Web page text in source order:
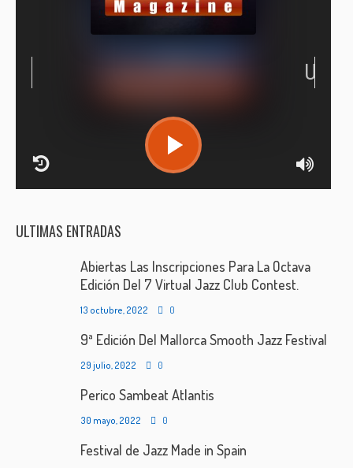
ULTIMAS ENTRADAS
Abiertas Las Inscripciones Para La Octava
Edición Del 7 Virtual Jazz Club Contest.
13 octubre, 2022 0
9ª Edición Del Mallorca Smooth Jazz Festival
29 julio, 2022 0
Perico Sambeat Atlantis
30 mayo, 2022 0
Festival de Jazz Made in Spain